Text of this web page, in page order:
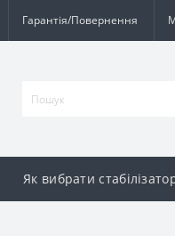
Гарантія/Повернення
Як вибрати